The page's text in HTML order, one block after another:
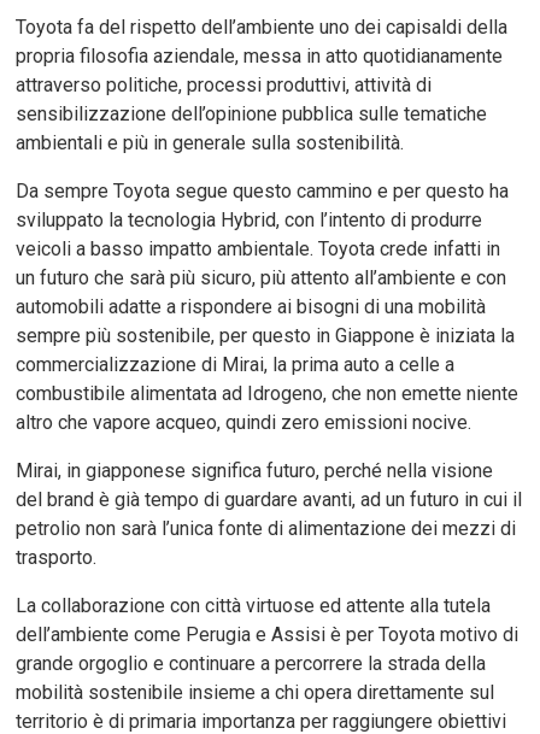
Toyota fa del rispetto dell’ambiente uno dei capisaldi della
propria filosofia aziendale, messa in atto quotidianamente
attraverso politiche, processi produttivi, attività di
sensibilizzazione dell’opinione pubblica sulle tematiche
ambientali e più in generale sulla sostenibilità.
Da sempre Toyota segue questo cammino e per questo ha
sviluppato la tecnologia Hybrid, con l’intento di produrre
veicoli a basso impatto ambientale. Toyota crede infatti in
un futuro che sarà più sicuro, più attento all’ambiente e con
automobili adatte a rispondere ai bisogni di una mobilità
sempre più sostenibile, per questo in Giappone è iniziata la
commercializzazione di Mirai, la prima auto a celle a
combustibile alimentata ad Idrogeno, che non emette niente
altro che vapore acqueo, quindi zero emissioni nocive.
Mirai, in giapponese significa futuro, perché nella visione
del brand è già tempo di guardare avanti, ad un futuro in cui il
petrolio non sarà l’unica fonte di alimentazione dei mezzi di
trasporto.
La collaborazione con città virtuose ed attente alla tutela
dell’ambiente come Perugia e Assisi è per Toyota motivo di
grande orgoglio e continuare a percorrere la strada della
mobilità sostenibile insieme a chi opera direttamente sul
territorio è di primaria importanza per raggiungere obiettivi